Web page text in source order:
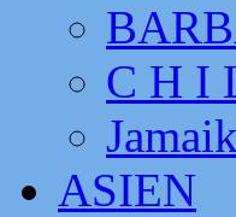
C H I
ASIEN